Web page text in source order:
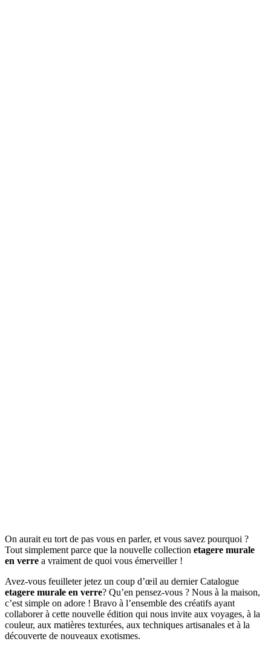
On aurait eu tort de pas vous en parler, et vous savez pourquoi ?
Tout simplement parce que la nouvelle collection etagere murale
en verre a vraiment de quoi vous émerveiller !
Avez-vous feuilleter jetez un coup d’œil au dernier Catalogue
etagere murale en verre? Qu’en pensez-vous ? Nous à la maison,
c’est simple on adore ! Bravo à l’ensemble des créatifs ayant
collaborer à cette nouvelle édition qui nous invite aux voyages, à la
couleur, aux matières texturées, aux techniques artisanales et à la
découverte de nouveaux exotismes.